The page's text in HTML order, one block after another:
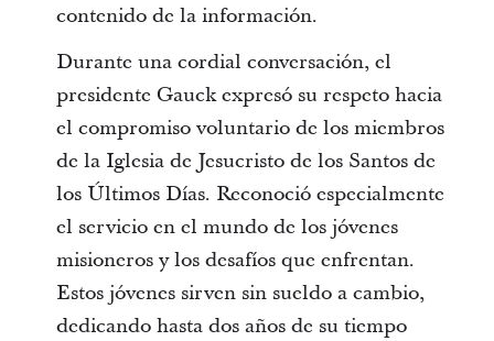
contenido de la información.
Durante una cordial conversación, el
presidente Gauck expresó su respeto hacia
el compromiso voluntario de los miembros
de la Iglesia de Jesucristo de los Santos de
los Últimos Días. Reconoció especialmente
el servicio en el mundo de los jóvenes
misioneros y los desafíos que enfrentan.
Estos jóvenes sirven sin sueldo a cambio,
dedicando hasta dos años de su tiempo